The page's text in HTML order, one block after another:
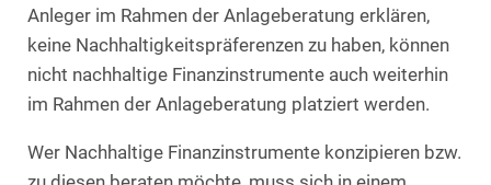
Anleger im Rahmen der Anlageberatung erklären,
keine Nachhaltigkeitspräferenzen zu haben, können
nicht nachhaltige Finanzinstrumente auch weiterhin
im Rahmen der Anlageberatung platziert werden.
Wer Nachhaltige Finanzinstrumente konzipieren bzw.